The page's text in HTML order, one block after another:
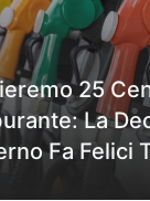
25
La
Fa Felici